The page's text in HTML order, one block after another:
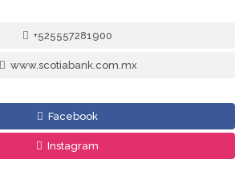
+525557281900
www.scotiabank.com.mx
Facebook
Instagram